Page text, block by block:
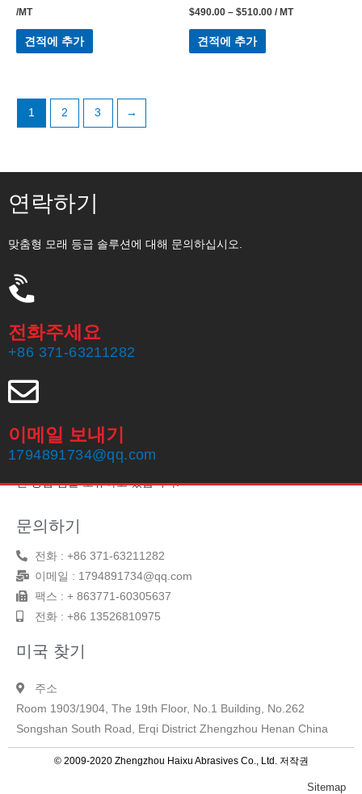
/MT
견적에 추가
$490.00 – $510.00 / MT
견적에 추가
1 2 3 →
연락하기
맞춤형 모래 등급 솔루션에 대해 문의하십시오.
전화주세요
+86 371-63211282
이메일 보내기
1794891734@qq.com
Zhengzhou Haixu Abrasives Co., Ltd는 1999 년에 설립되어 남아
프리카 크로 마이트 모래 생산에 지정된 20 년의 생산 경험과 숙련
된 영업 팀을 소유하고 있습니다.
문의하기
전화 : +86 371-63211282
이메일 : 1794891734@qq.com
팩스 : + 863771-60305637
전화 : +86 13526810975
미국 찾기
주소
Room 1903/1904, The 19th Floor, No.1 Building, No.262
Songshan South Road, Erqi District Zhengzhou Henan China
© 2009-2020 Zhengzhou Haixu Abrasives Co., Ltd. 저작권
Sitemap